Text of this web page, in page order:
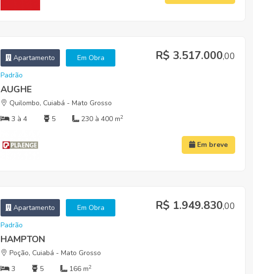
Apartamento Em Obra R$ 3.517.000,00
Padrão
AUGHE
Quilombo, Cuiabá - Mato Grosso
3 à4 5 230 à 400 m2
Em breve
Apartamento Em Obra R$ 1.949.830,00
Padrão
HAMPTON
Poção, Cuiabá - Mato Grosso
3
5 166 m2